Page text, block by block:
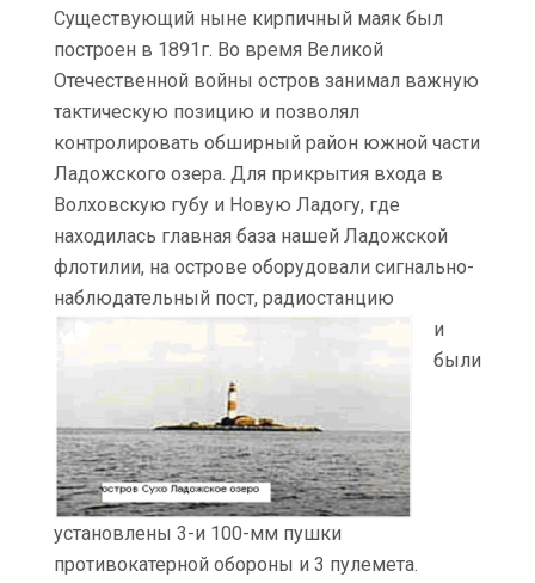
Существующий ныне кирпичный маяк был
построен в 1891г. Во время Великой
Отечественной войны остров занимал важную
тактическую позицию и позволял
контролировать обширный район южной части
Ладожского озера. Для прикрытия входа в
Волховскую губу и Новую Ладогу, где
находилась главная база нашей Ладожской
флотилии, на острове оборудовали сигнально-
наблюдательный пост, радиостанцию
и
были
установлены 3-и 100-мм пушки
противокатерной обороны и 3 пулемета.